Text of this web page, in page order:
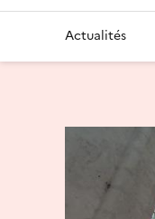
Actualités